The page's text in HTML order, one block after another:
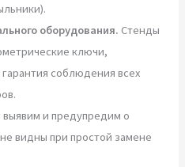
оборудования. Стенды
ключи,
соблюдения всех
и предупредим о
видны при простой замене